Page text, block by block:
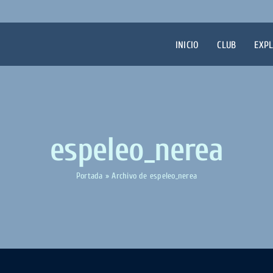
INICIO CLUB
espeleo_nerea
Portada »Archivo de espeleo_nerea